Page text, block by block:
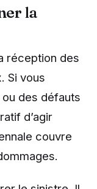
la
réception des
Si vous
des défauts
d’agir
couvre